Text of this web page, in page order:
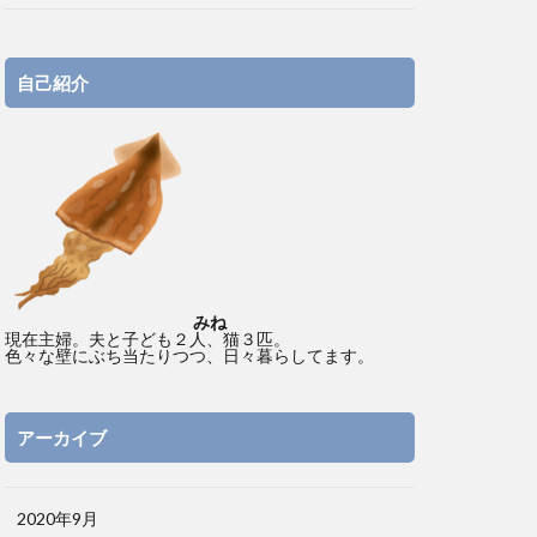
自己紹介
みね
現在主婦。夫と子ども２人、猫３匹。
色々な壁にぶち当たりつつ、日々暮らしてます。
アーカイブ
2020年9月